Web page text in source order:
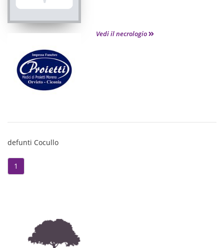
Vedi il necrologio
defunti Cocullo
1